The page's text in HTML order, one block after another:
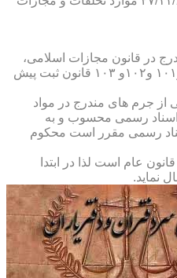
در قانون مجازات اسلامی،
مقررات خاصی نیز در مواد ۱۰۰ و۱۰۱ و۱۰۲و ۱۰۳ قانون ثبت پیش
از جرم های مندرج در مواد
رسمی محسوب و به
رسمی مقرر است محکوم
عام است لذا در ابتدا
نماید.